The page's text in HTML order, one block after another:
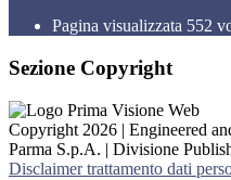
Pagina visualizzata 552
Sezione Copyright
Copyright 2026 | Engineered
Parma S.p.A. | Divisione
Disclaimer trattamento dati